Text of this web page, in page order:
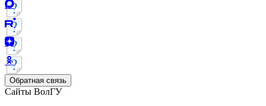
Обратная связь
Сайты ВолГУ